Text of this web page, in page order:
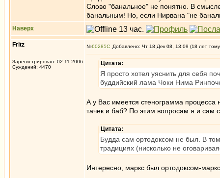
Слово "банальное" не понятно. В смысле
банальным! Но, если Нирвана "не
Наверх
Fritz
Зарегистрирован: 02.11.2006
Суждений: 4470
№60285 Добавлено: Чт 18 Дек 08, 13:09 (18 лет
Цитата:
Я просто хотел уяснить для себя
буддийский лама Чоки Нима
А у Вас имеется стенограмма
тачек и баб? По этим вопросам я и сам
Цитата:
Будда сам ортодоксом не был. В
традициях (нисколько не
Интересно, маркс был ортодоксом-